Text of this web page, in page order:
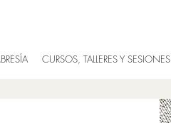
CURSOS, TALLERES Y SESIONES